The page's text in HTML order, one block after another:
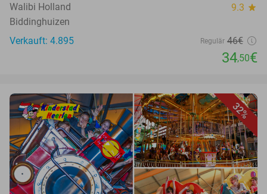
Walibi Holland 9.3 star
Biddinghuizen
Verkauft: 4.895
Regulär 46€
34,50€
32%